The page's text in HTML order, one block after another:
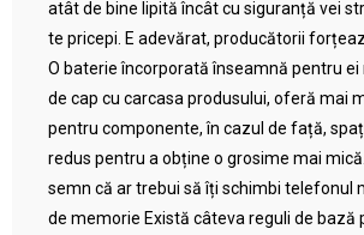
atât de bine lipită încât cu siguranță vei
te pricepi. E adevărat, producătorii
O baterie încorporată înseamnă pentru
de cap cu carcasa produsului, oferă mai
pentru componente, în cazul de față,
redus pentru a obține o grosime mai
semn că ar trebui să îți schimbi telefonul
de memorie Există câteva reguli de bază